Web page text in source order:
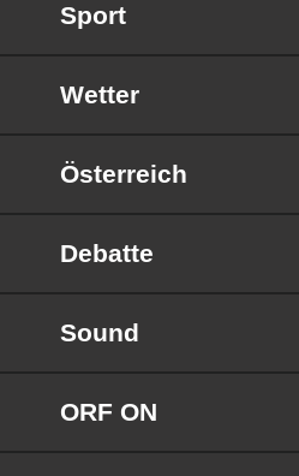
Sport
Wetter
Österreich
Debatte
Sound
ORF ON